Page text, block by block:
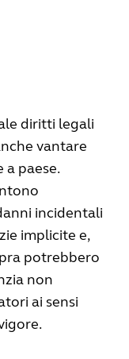
diritti legali
vantare
paese.
incidentali
implicite e,
potrebbero
non
ai sensi